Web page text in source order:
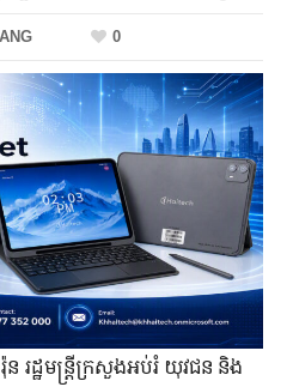
0
រដ្ឋមន្ត្រីក្រសួងអប់រំ យុវជន និង